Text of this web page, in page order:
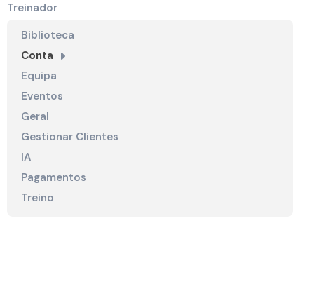
Treinador
Biblioteca
Conta
Equipa
Eventos
Geral
Gestionar Clientes
IA
Pagamentos
Treino